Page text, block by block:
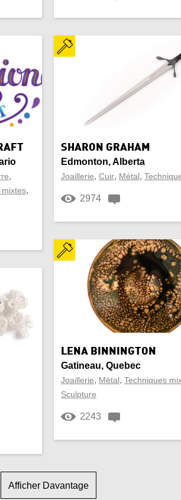
Pièce murale
Vannerie
,
mixtes,
SHARON GRAHAM
Edmonton, Alberta
Joaillerie, Cuir, Métal,
2974
LENA BINNINGTON
Gatineau, Quebec
Joaillerie, Métal, Techniques
Sculpture
2243
Afficher Davantage